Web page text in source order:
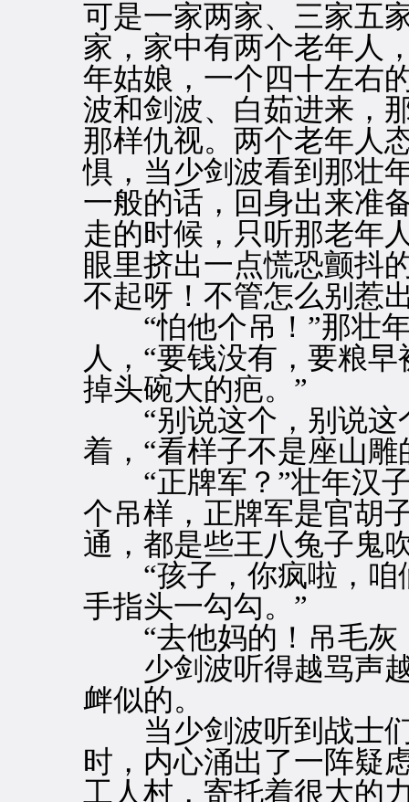
可是一家两家、三家
家，家中有两个老年人
年姑娘，一个四十左右
波和剑波、白茹进来，
那样仇视。两个老年人
惧，当少剑波看到那壮
一般的话，回身出来准
走的时候，只听那老年
眼里挤出一点慌恐颤抖
不起呀！不管怎么别
“怕他个吊！”那壮年
人，“要钱没有，要粮
掉头碗大的疤。”
“别说这个，别说这
着，“看样子不是座山
“正牌军？”壮年汉子
个吊样，正牌军是官胡
通，都是些王八兔子鬼
“孩子，你疯啦，咱
手指头一勾勾。”
“去他妈的！吊毛灰
少剑波听得越骂声越
衅似的。
当少剑波听到战士们
时，内心涌出了一阵疑
工人村，寄托着很大的